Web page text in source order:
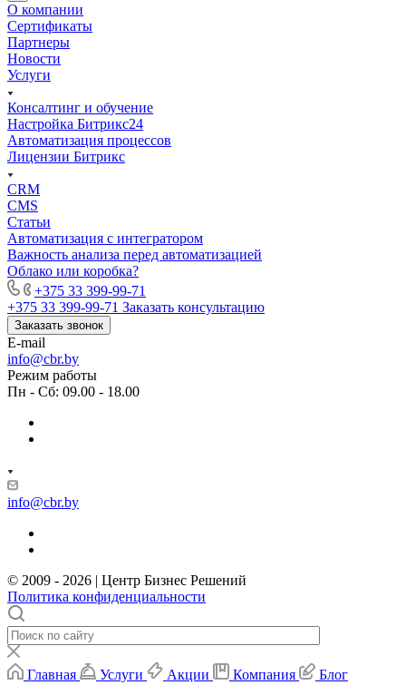
О компании
Сертификаты
Партнеры
Новости
Услуги
Консалтинг и обучение
Настройка Битрикс24
Автоматизация процессов
Лицензии Битрикс
CRM
CMS
Статьи
Автоматизация с интегратором
Важность анализа перед автоматизацией
Облако или коробка?
+375 33 399-99-71
+375 33 399-99-71 Заказать консультацию
Заказать звонок
E-mail
info@cbr.by
Режим работы
Пн - Сб: 09.00 - 18.00
info@cbr.by
© 2009 - 2026 | Центр Бизнес Решений
Политика конфиденциальности
Главная Услуги Акции Компания Блог